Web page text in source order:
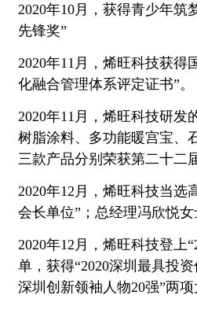
2020年10月，获得青少年筑
先锋奖”
2020年11月，烯旺科技获得
化融合管理体系评定证书”。
2020年11月，烯旺科技研发
树脂涂料、多功能暖宫宝、
三款产品分别荣获第二十二
2020年12月，烯旺科技当选
会长单位”；总经理冯欣悦女
2020年12月，烯旺科技登上
单，获得“2020深圳最具投
深圳创新领袖人物20强”两项